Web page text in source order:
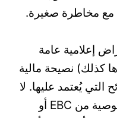
مع مخاطرة صغيرة.
إعلامية عامة
كذلك) نصيحة مالية
التي يُعتمد عليها. لا
يُمثل أي رأي مُقدم في المادة توصية من EBC أو